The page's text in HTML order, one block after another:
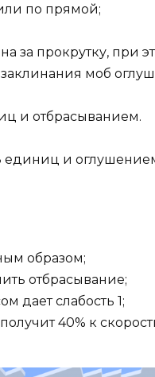
по прямой;
за прокрутку, при
моб
и отбрасыванием.
единиц и
образом;
отбрасывание;
дает слабость 1;
40% к